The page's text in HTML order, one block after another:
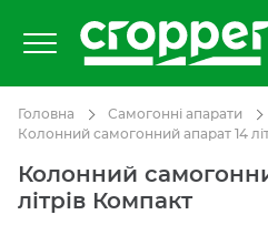
Головна
Самогонні апарати
Колонний самогонний апарат 14
Колонний
літрів Компакт